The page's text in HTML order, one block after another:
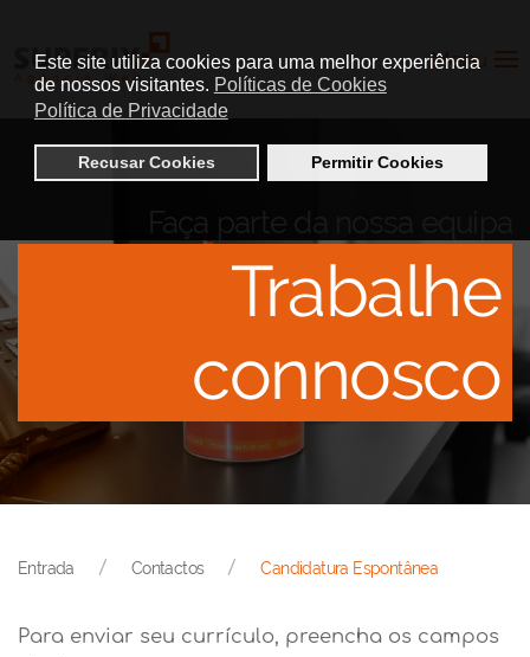
Este site utiliza cookies para uma melhor experiência
de nossos visitantes. Políticas de Cookies
Política de Privacidade
Recusar Cookies Permitir Cookies
Menu
Trabalhe
connosco
Entrada Contactos Candidatura Espontânea
Para enviar seu currículo, preencha os campos